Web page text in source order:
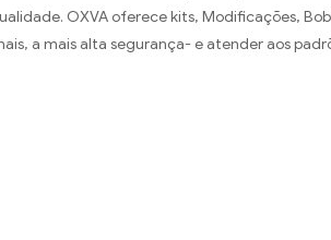
OXVA oferece kits, Modificações,
a mais alta segurança- e atender aos